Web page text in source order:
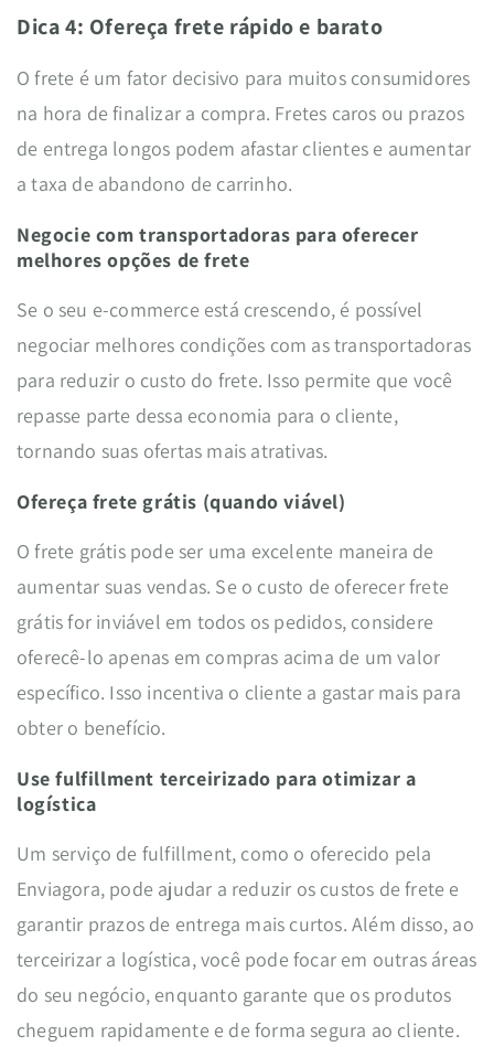
Dica 4: Ofereça frete rápido e barato
O frete é um fator decisivo para muitos consumidores
na hora de finalizar a compra. Fretes caros ou prazos
de entrega longos podem afastar clientes e aumentar
a taxa de abandono de carrinho.
Negocie com transportadoras para oferecer
melhores opções de frete
Se o seu e-commerce está crescendo, é possível
negociar melhores condições com as transportadoras
para reduzir o custo do frete. Isso permite que você
repasse parte dessa economia para o cliente,
tornando suas ofertas mais atrativas.
Ofereça frete grátis (quando viável)
O frete grátis pode ser uma excelente maneira de
aumentar suas vendas. Se o custo de oferecer frete
grátis for inviável em todos os pedidos, considere
oferecê-lo apenas em compras acima de um valor
específico. Isso incentiva o cliente a gastar mais para
obter o benefício.
Use fulfillment terceirizado para otimizar a
logística
Um serviço de fulfillment, como o oferecido pela
Enviagora, pode ajudar a reduzir os custos de frete e
garantir prazos de entrega mais curtos. Além disso, ao
terceirizar a logística, você pode focar em outras áreas
do seu negócio, enquanto garante que os produtos
cheguem rapidamente e de forma segura ao cliente.